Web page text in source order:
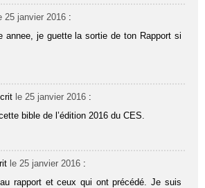
25 janvier 2016 :
annee, je guette la sortie de ton Rapport si
le 25 janvier 2016 :
bible de l’édition 2016 du CES.
le 25 janvier 2016 :
rapport et ceux qui ont précédé. Je suis